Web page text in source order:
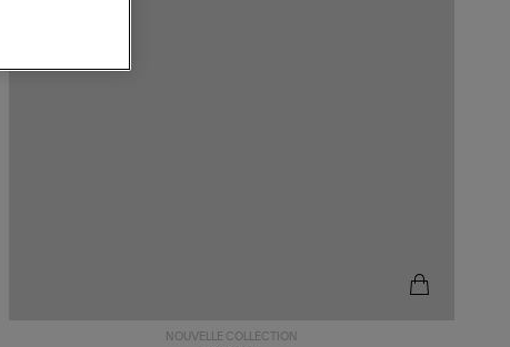
NOUVELLE COLLECTION